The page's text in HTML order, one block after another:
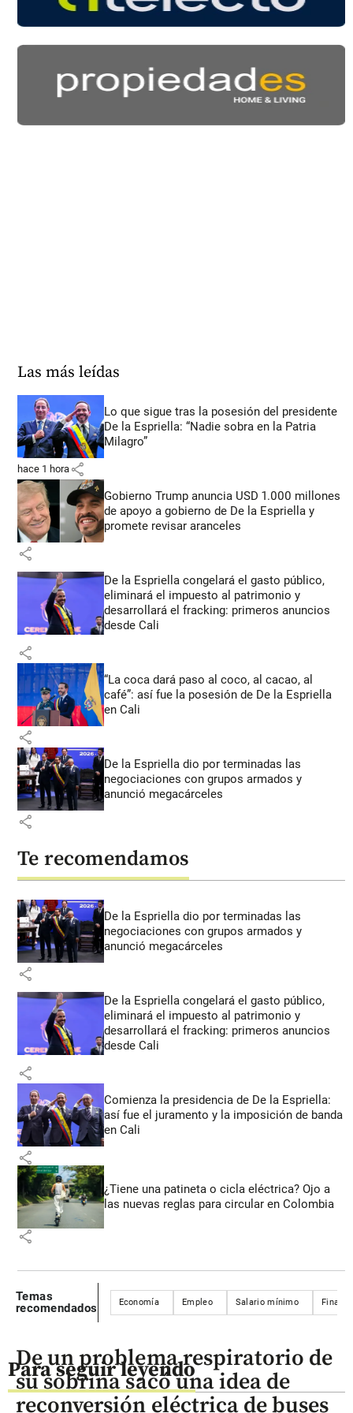
Las más leídas
Lo que sigue tras la posesión del presidente
De la Espriella: “Nadie sobra en la Patria
Milagro”
hace 1 hora share
Gobierno Trump anuncia USD 1.000 millones
de apoyo a gobierno de De la Espriella y
promete revisar aranceles
share
De la Espriella congelará el gasto público,
eliminará el impuesto al patrimonio y
desarrollará el fracking: primeros anuncios
desde Cali
share
“La coca dará paso al coco, al cacao, al
café”: así fue la posesión de De la Espriella
en Cali
share
De la Espriella dio por terminadas las
negociaciones con grupos armados y
anunció megacárceles
share
Te recomendamos
De la Espriella dio por terminadas las
negociaciones con grupos armados y
anunció megacárceles
share
De la Espriella congelará el gasto público,
eliminará el impuesto al patrimonio y
desarrollará el fracking: primeros anuncios
desde Cali
share
Comienza la presidencia de De la Espriella:
así fue el juramento y la imposición de banda
en Cali
share
¿Tiene una patineta o cicla eléctrica? Ojo a
las nuevas reglas para circular en Colombia
share
Temas
recomendados
Economía Empleo Salario mínimo
Para seguir leyendo
De un problema respiratorio de
su sobrina sacó una idea de
reconversión eléctrica de buses